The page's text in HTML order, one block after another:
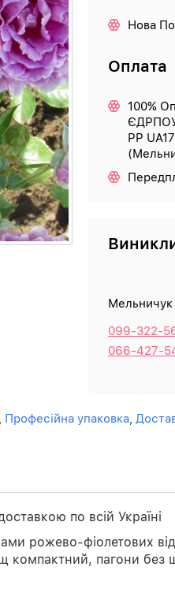
Нова
Оплата
100%
РР
Мельничук
099-322-
066-427-
, Професійна упаковка,
по всій Україні
рожево-фіолетових
компактний, пагони